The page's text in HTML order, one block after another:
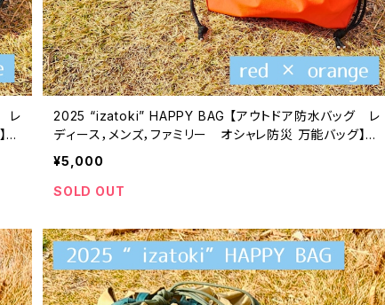
レ
re
2025 “izatoki” HAPPY BAG 【アウトドア防水バッグ レ
ディース，メンズ，ファミリー オシャレ防災 万能バッグ】re
d × orange
¥5,000
SOLD OUT